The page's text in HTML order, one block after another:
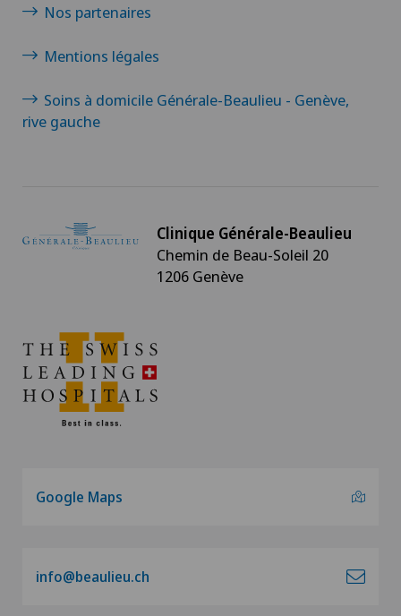
Nos partenaires
Mentions légales
Soins à domicile Générale-Beaulieu - Genève,
rive gauche
Clinique Générale-Beaulieu
Chemin de Beau-Soleil 20
1206 Genève
Google Maps
info@beaulieu.ch